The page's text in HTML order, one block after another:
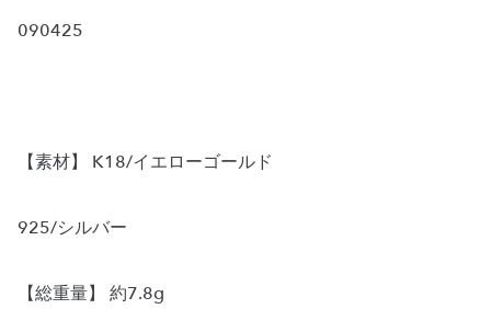
090425
【素材】 K18/イエローゴールド
925/シルバー
【総重量】 約7.8g